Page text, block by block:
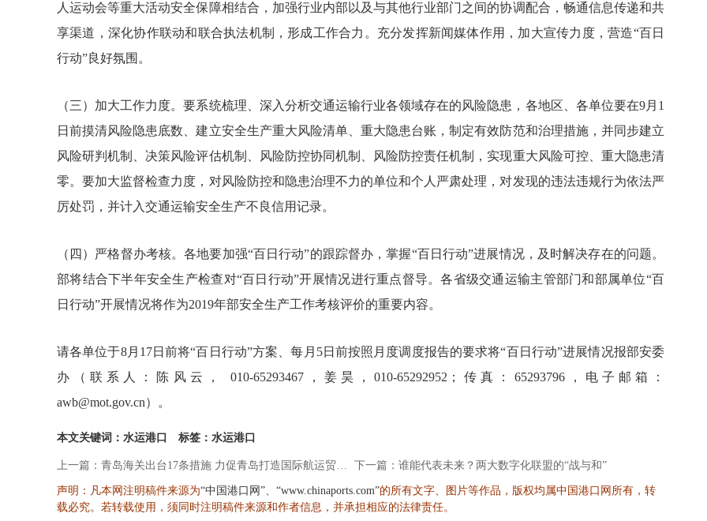
人运动会等重大活动安全保障相结合，加强行业内部以及与其他行业部门之间的协调配合，畅通信息传递和共
享渠道，深化协作联动和联合执法机制，形成工作合力。充分发挥新闻媒体作用，加大宣传力度，营造“百日
行动”良好氛围。
（三）加大工作力度。要系统梳理、深入分析交通运输行业各领域存在的风险隐患，各地区、各单位要在9月1
日前摸清风险隐患底数、建立安全生产重大风险清单、重大隐患台账，制定有效防范和治理措施，并同步建立
风险研判机制、决策风险评估机制、风险防控协同机制、风险防控责任机制，实现重大风险可控、重大隐患清
零。要加大监督检查力度，对风险防控和隐患治理不力的单位和个人严肃处理，对发现的违法违规行为依法严
厉处罚，并计入交通运输安全生产不良信用记录。
（四）严格督办考核。各地要加强“百日行动”的跟踪督办，掌握“百日行动”进展情况，及时解决存在的问题。
部将结合下半年安全生产检查对“百日行动”开展情况进行重点督导。各省级交通运输主管部门和部属单位“百
日行动”开展情况将作为2019年部安全生产工作考核评价的重要内容。
请各单位于8月17日前将“百日行动”方案、每月5日前按照月度调度报告的要求将“百日行动”进展情况报部安委
办（联系人：陈风云， 010-65293467，姜昊，010-65292952；传真：65293796，电子邮箱：
awb@mot.gov.cn）。
本文关键词：水运港口 标签：水运港口
上一篇：青岛海关出台17条措施 力促青岛打造国际航运贸易金融创新中心 下一篇：谁能代表未来？两大数字化联盟的“战与和”
声明：凡本网注明稿件来源为“中国港口网”、 “www.chinaports.com”的所有文字、图片等作品，版权均属中国港口网所有，转
载必究。若转载使用，须同时注明稿件来源和作者信息，并承担相应的法律责任。